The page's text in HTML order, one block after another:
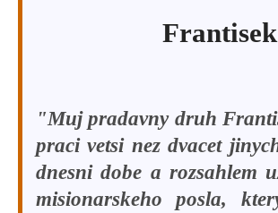
"Muj pradavny druh
praci vetsi nez dvacet
dnesni dobe a rozsahlem
misionarskeho posla,